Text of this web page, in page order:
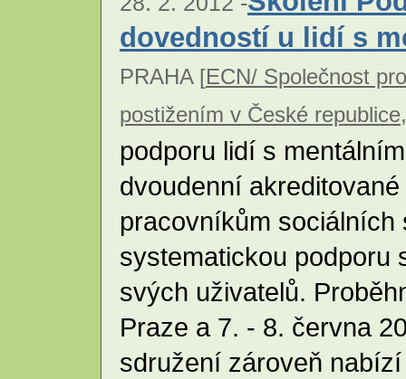
dovedností u lidí s
PRAHA [ECN/ Společnost
postižením v České
podporu lidí s
dvoudenní
pracovníkům
systematickou podporu
svých uživatelů.
Praze a 7. - 8. června
sdružení zároveň